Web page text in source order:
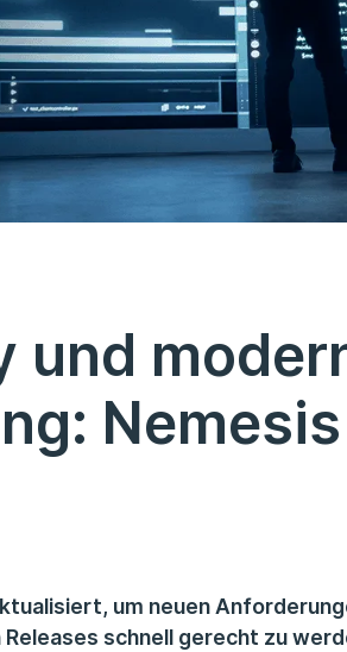
und
Nemesis
um neuen
schnell gerecht zu